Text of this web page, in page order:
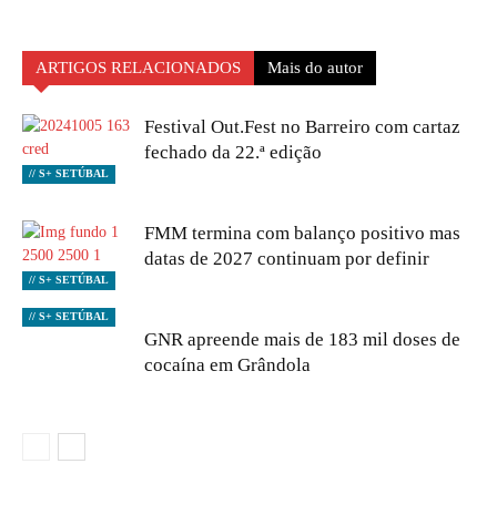
ARTIGOS RELACIONADOS Mais do autor
// S+ SETÚBAL
Festival Out.Fest no Barreiro com cartaz
fechado da 22.ª edição
// S+ SETÚBAL
FMM termina com balanço positivo mas
datas de 2027 continuam por definir
// S+ SETÚBAL
GNR apreende mais de 183 mil doses de
cocaína em Grândola